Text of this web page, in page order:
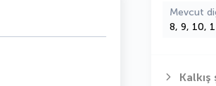
Mevcut
8, 9, 10,